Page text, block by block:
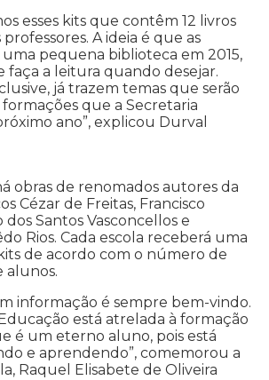
esses kits que contêm 12 livros
A ideia é que as
pequena biblioteca em 2015,
faça a leitura quando desejar.
já trazem temas que serão
que a Secretaria
ano”, explicou Durval
obras de renomados autores da
Cézar de Freitas, Francisco
Santos Vasconcellos e
Rios. Cada escola receberá uma
de acordo com o número de
alunos.
informação é sempre bem-vindo.
está atrelada à formação
é um eterno aluno, pois está
e aprendendo”, comemorou a
Raquel Elisabete de Oliveira